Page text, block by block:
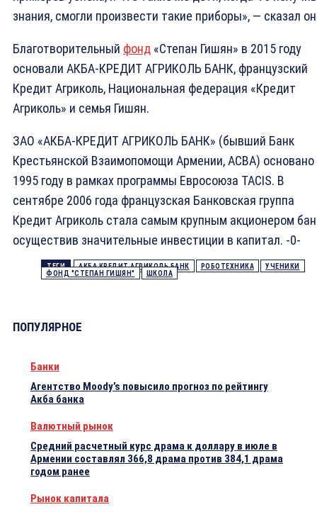
знания, смогли произвести такие приборы», — сказал
Благотворительный фонд «Степан Гишян» в 2015 году
основали АКБА-КРЕДИТ АГРИКОЛЬ БАНК, французский
Кредит Агриколь, Национальная федерация «Кредит
Агриколь» и семья Гишян.
ЗАО «АКБА-КРЕДИТ АГРИКОЛЬ БАНК» (бывший Банк
Крестьянской Взаимопомощи Армении, ACBA) основано
1995 году в рамках программы Евросоюза TACIS. В
сентябре 2006 года французская Банковская группа
Кредит Агриколь стала самым крупным акционером
осуществив значительные инвестиции в капитал. -0-
ТЕГИ АКБА КРЕДИТ АГРИКОЛЬ БАНК РОБОТЕХНИКА
УЧЕНИКИ
ФОНД "СТЕПАН ГИШЯН"
ШКОЛА
ПОПУЛЯРНОЕ
Банки
Агентство Moody’s повысило прогноз по рейтингу
Акба банка
Валютный рынок
Средний расчетный курс драма к доллару в июле в
Армении составлял 366,8 драма против 384,1 драма
годом ранее
Рынок капитала